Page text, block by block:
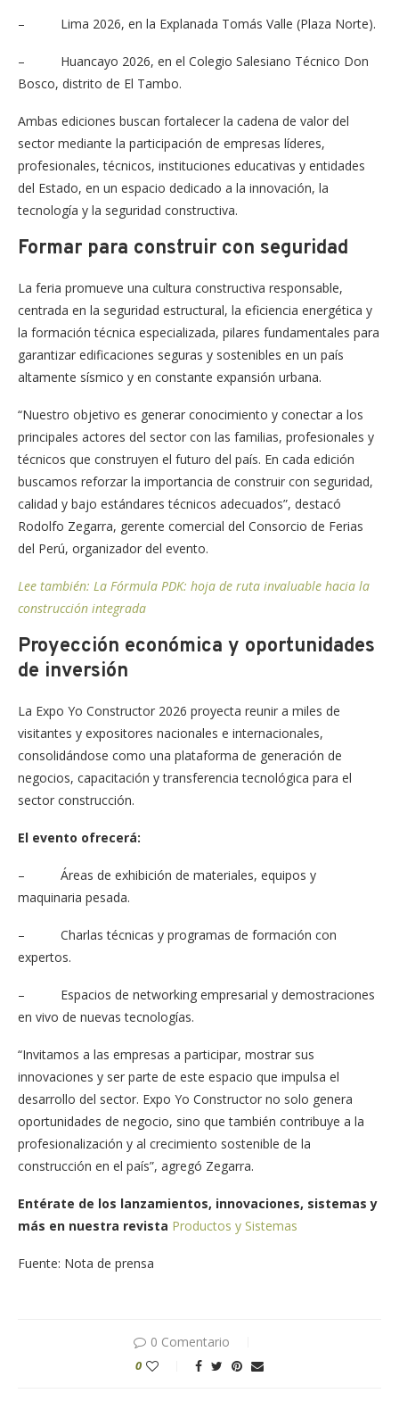
– Lima 2026, en la Explanada Tomás Valle (Plaza Norte).
– Huancayo 2026, en el Colegio Salesiano Técnico Don
Bosco, distrito de El Tambo.
Ambas ediciones buscan fortalecer la cadena de valor del
sector mediante la participación de empresas líderes,
profesionales, técnicos, instituciones educativas y entidades
del Estado, en un espacio dedicado a la innovación, la
tecnología y la seguridad constructiva.
Formar para construir con seguridad
La feria promueve una cultura constructiva responsable,
centrada en la seguridad estructural, la eficiencia energética y
la formación técnica especializada, pilares fundamentales para
garantizar edificaciones seguras y sostenibles en un país
altamente sísmico y en constante expansión urbana.
“Nuestro objetivo es generar conocimiento y conectar a los
principales actores del sector con las familias, profesionales y
técnicos que construyen el futuro del país. En cada edición
buscamos reforzar la importancia de construir con seguridad,
calidad y bajo estándares técnicos adecuados”, destacó
Rodolfo Zegarra, gerente comercial del Consorcio de Ferias
del Perú, organizador del evento.
Lee también: La Fórmula PDK: hoja de ruta invaluable hacia la
construcción integrada
Proyección económica y oportunidades
de inversión
La Expo Yo Constructor 2026 proyecta reunir a miles de
visitantes y expositores nacionales e internacionales,
consolidándose como una plataforma de generación de
negocios, capacitación y transferencia tecnológica para el
sector construcción.
El evento ofrecerá:
– Áreas de exhibición de materiales, equipos y
maquinaria pesada.
– Charlas técnicas y programas de formación con
expertos.
– Espacios de networking empresarial y demostraciones
en vivo de nuevas tecnologías.
“Invitamos a las empresas a participar, mostrar sus
innovaciones y ser parte de este espacio que impulsa el
desarrollo del sector. Expo Yo Constructor no solo genera
oportunidades de negocio, sino que también contribuye a la
profesionalización y al crecimiento sostenible de la
construcción en el país”, agregó Zegarra.
Entérate de los lanzamientos, innovaciones, sistemas y
más en nuestra revista Productos y Sistemas
Fuente: Nota de prensa
0 Comentario
0